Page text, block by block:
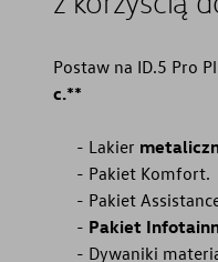
Postaw na ID.5 Pro
c.**
Lakier
Pakiet Komfort.
Pakiet
Pakiet
Dywaniki